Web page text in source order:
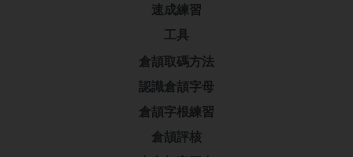
速成練習
工具
倉頡取碼方法
認識倉頡字母
倉頡字根練習
倉頡評核